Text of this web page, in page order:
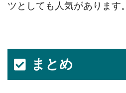
ツとしても人気があります。
まとめ